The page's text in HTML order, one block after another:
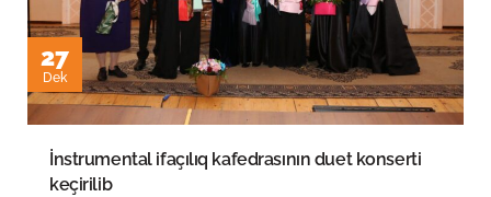
27
Dek
İnstrumental ifaçılıq kafedrasının duet konserti
keçirilib